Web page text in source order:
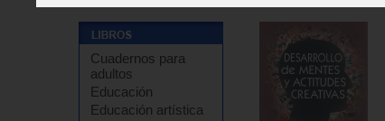
Cuadernos para
adultos
Educación
Educación artística